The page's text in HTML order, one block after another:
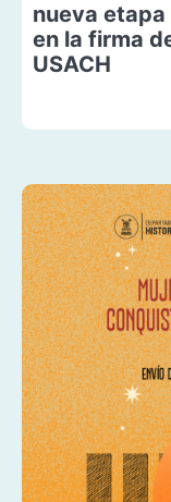
nueva etapa
en la firma
USACH